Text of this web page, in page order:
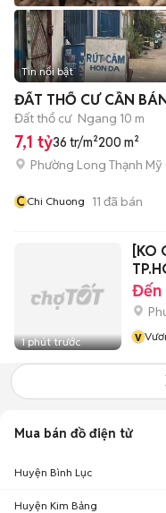
Tin nổi bật
ĐẤT THỔ CƯ CẦN
Đất thổ cư Ngang 10 m
7,1 tỷ36 tr/m²200 m²
Phường Long Thạnh
CChi Chuong 11 đã bán
1 phút trước
[KO
Đến
v
Mua bán đồ điện tử
Huyện Bình Lục
Huyện Kim Bảng